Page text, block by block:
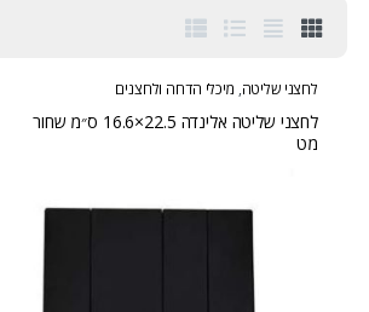
לחצני שליטה, מיכלי הדחה ולחצנים
לחצני שליטה אלינדה 22.5×16.6 ס״מ שחור
מט